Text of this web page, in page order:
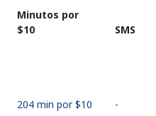
Minutos por
⁦$10⁩
SMS
204 min por ⁦$10⁩ -